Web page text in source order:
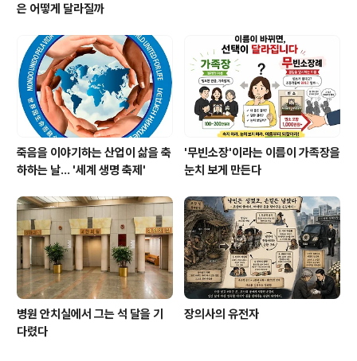
은 어떻게 달라질까
죽음을 이야기하는 산업이 삶을 축
하하는 날… '세계 생명 축제'
'무빈소장'이라는 이름이 가족장을
눈치 보게 만든다
병원 안치실에서 그는 석 달을 기
다렸다
장의사의 유전자